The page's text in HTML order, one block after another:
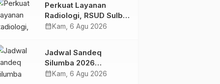
dalam Pemenuhan Gizi
Perkuat Layanan
Radiologi, RSUD Sulbar
Sambut Kembali dr. Iis
calendar_month Kam, 6 Agu 2026
Jadwal Sandeq
Silumba 2026
Disesuaikan,
calendar_month Kam, 6 Agu 2026